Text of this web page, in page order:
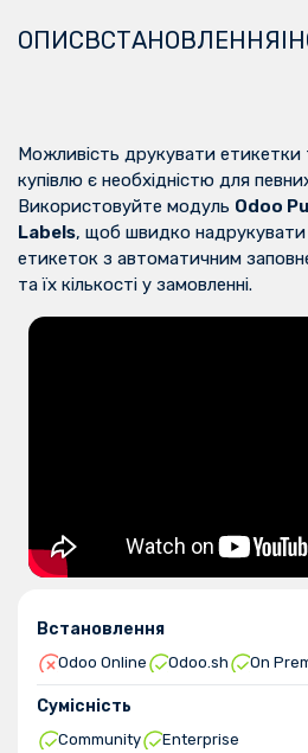
ОПИСВСТАНОВЛЕННЯ
Можливість друкувати етикетки
купівлю є необхідністю для
Використовуйте модуль Odoo
Labels, щоб швидко надрукувати
етикеток з автоматичним
та їх кількості у замовленні.
Встановлення
Odoo Online Odoo.sh On
Сумісність
Community Enterprise